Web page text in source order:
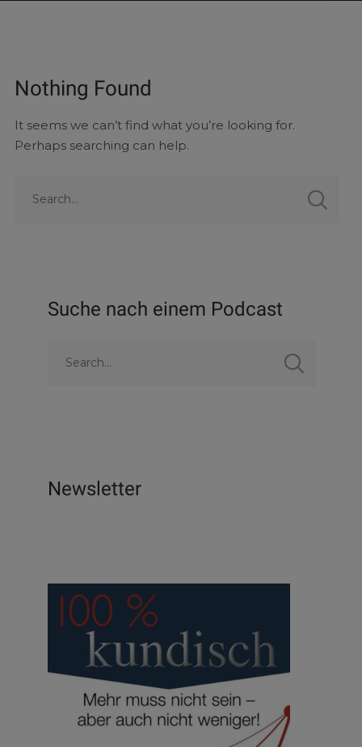
Nothing Found
It seems we can’t find what you’re looking for.
Perhaps searching can help.
Suche nach einem Podcast
Newsletter